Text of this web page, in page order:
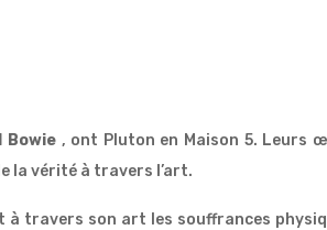
Bowie , ont Pluton en Maison 5. Leurs
la vérité à travers l’art.
son art les souffrances